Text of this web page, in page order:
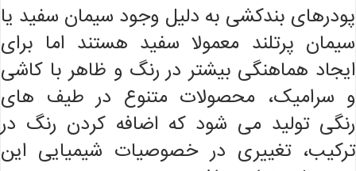
پودرهای بندکشی به دلیل وجود سیمان سفید یا
سیمان پرتلند معمولا سفید هستند اما برای
ایجاد هماهنگی بیشتر در رنگ و ظاهر با کاشی
و سرامیک، محصولات متنوع در طیف های
رنگی تولید می شود که اضافه کردن رنگ در
ترکیب، تغییری در خصوصیات شیمیایی این